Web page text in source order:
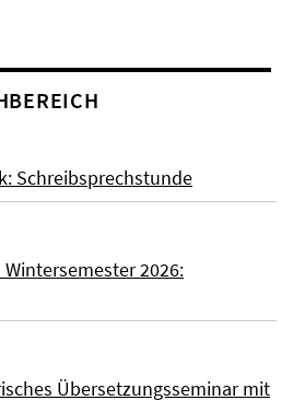
Schreibsprechstunde
2026:
Übersetzungsseminar mit